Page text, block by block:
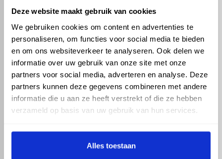
Deze website maakt gebruik van cookies
We gebruiken cookies om content en advertenties te
personaliseren, om functies voor social media te bieden
en om ons websiteverkeer te analyseren. Ook delen we
informatie over uw gebruik van onze site met onze
partners voor social media, adverteren en analyse. Deze
partners kunnen deze gegevens combineren met andere
informatie die u aan ze heeft verstrekt of die ze hebben
verzameld op basis van uw gebruik van hun services.
Alles toestaan
ASSORTIMENT
Hemelwaterafvoer
Drukleiding
Beregening
KENNIS EN HULP
Klantenservice
Kennisbank
check_circleDé bouwmarkt van Altena
check_circle Direct uit grote voorraad geleverd met eigen transport
check_circleLevering in NL en BE